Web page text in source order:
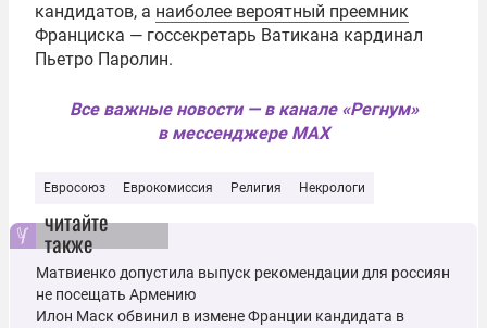
кандидатов, а наиболее вероятный преемник
Франциска — госсекретарь Ватикана кардинал
Пьетро Паролин.
Все важные новости — в канале «Регнум»
в мессенджере MAX
Евросоюз Еврокомиссия Религия Некрологи
читайте
также
Матвиенко допустила выпуск рекомендации для россиян
не посещать Армению
Илон Маск обвинил в измене Франции кандидата в